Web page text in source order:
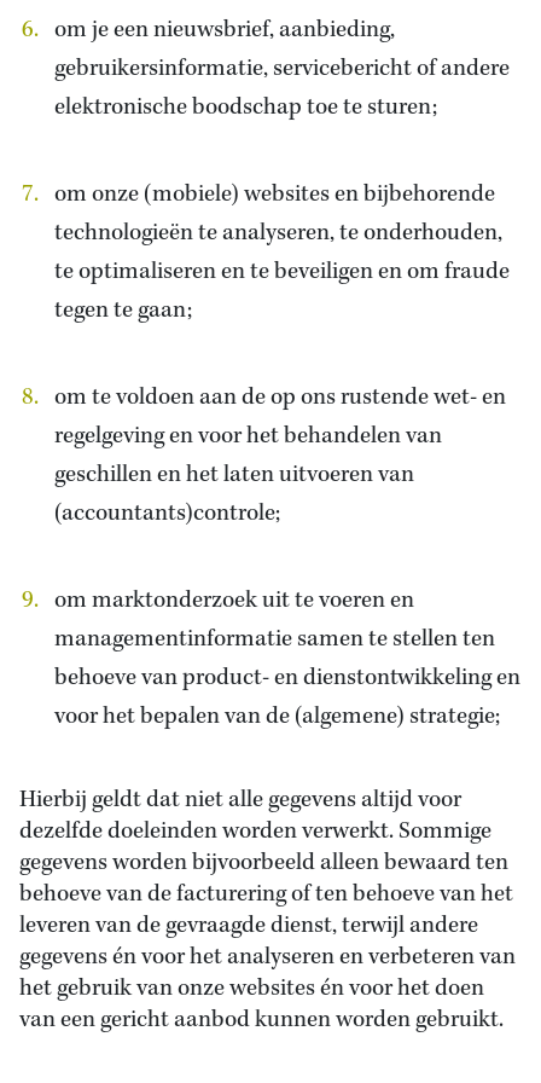
om je een nieuwsbrief, aanbieding,
gebruikersinformatie, servicebericht of andere
elektronische boodschap toe te sturen;
om onze (mobiele) websites en bijbehorende
technologieën te analyseren, te onderhouden,
te optimaliseren en te beveiligen en om fraude
tegen te gaan;
om te voldoen aan de op ons rustende wet- en
regelgeving en voor het behandelen van
geschillen en het laten uitvoeren van
(accountants)controle;
om marktonderzoek uit te voeren en
managementinformatie samen te stellen ten
behoeve van product- en dienstontwikkeling en
voor het bepalen van de (algemene) strategie;
Hierbij geldt dat niet alle gegevens altijd voor
dezelfde doeleinden worden verwerkt. Sommige
gegevens worden bijvoorbeeld alleen bewaard ten
behoeve van de facturering of ten behoeve van het
leveren van de gevraagde dienst, terwijl andere
gegevens én voor het analyseren en verbeteren van
het gebruik van onze websites én voor het doen
van een gericht aanbod kunnen worden gebruikt.